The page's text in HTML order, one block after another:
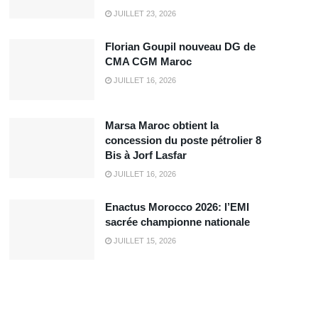
JUILLET 23, 2026
Florian Goupil nouveau DG de
CMA CGM Maroc
JUILLET 16, 2026
Marsa Maroc obtient la
concession du poste pétrolier 8
Bis à Jorf Lasfar
JUILLET 16, 2026
Enactus Morocco 2026: l’EMI
sacrée championne nationale
JUILLET 15, 2026